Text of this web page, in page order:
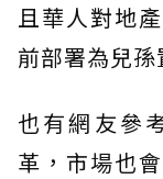
且華人對地
前部署為兒孫
也有網友參
革，市場也